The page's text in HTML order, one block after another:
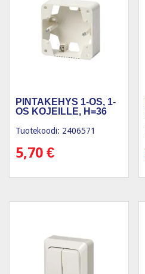
PINTAKEHYS 1-OS, 1-
OS KOJEILLE, H=36
Tuotekoodi: 2406571
5,70 €